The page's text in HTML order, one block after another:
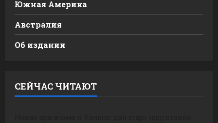
Южная Америка
Австралия
Об издании
СЕЙЧАС ЧИТАЮТ